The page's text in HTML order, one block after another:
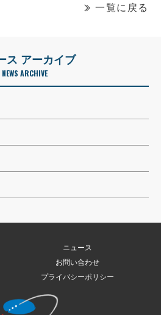
一覧に戻る
ス アーカイブ
NEWS ARCHIVE
ニュース
お問い合わせ
プライバシーポリシー